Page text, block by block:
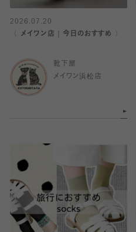
2026.07.20
〈 メイワン店｜今日のおすすめ 〉
靴下屋
メイワン浜松店